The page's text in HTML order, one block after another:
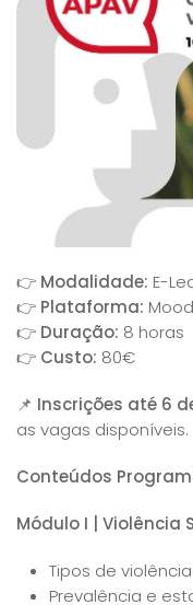
👉 Modalidade: E-
👉 Plataforma:
👉 Duração: 8 horas
👉 Custo: 80€
📌 Inscrições até 6
as vagas disponíveis.
Conteúdos
Módulo I | Violência
Tipos de
Prevalência e